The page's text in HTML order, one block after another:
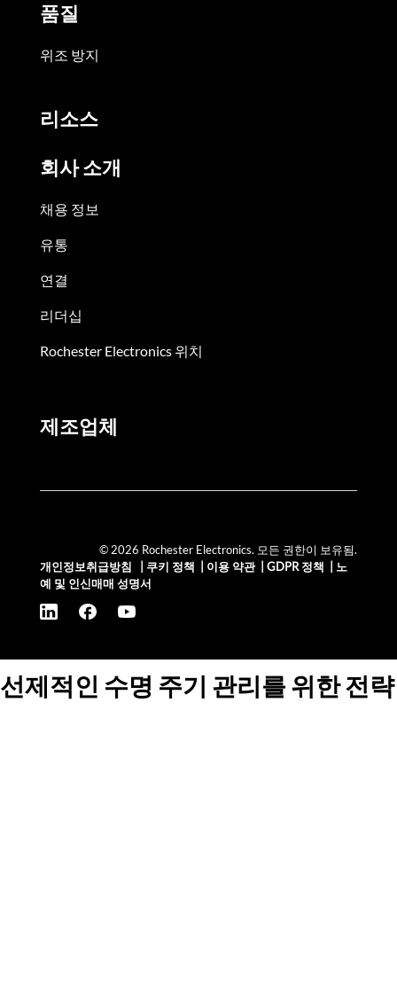
품질
위조 방지
리소스
회사 소개
채용 정보
유통
연결
리더십
Rochester Electronics 위치
제조업체
© 2026 Rochester Electronics. 모든 권한이 보유됨.
개인정보취급방침
쿠키 정책 이용 약관| GDPR 정책
노
예 및 인신매매 성명서
선제적인 수명 주기 관리를 위한 전략